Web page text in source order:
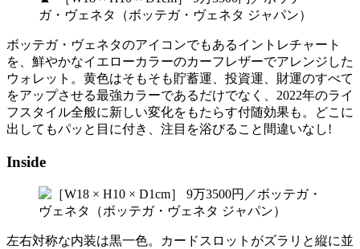
ガ・ヴェネタ（ボッテガ・ヴェネタ ジャパン）
ボッテガ・ヴェネタのアイコンでもあるイントレチャート
を、鮮やかなイエローカラーのカーフレザーでアレンジした
ウォレット。黄色はそもそも貯蓄運、投資運、財運のすべて
をアップさせる最強カラーであるだけでなく、2022年のライ
フスタイル全般に新しい変化をもたらす付随効果も。どこに
出してもパッと目に付き、注目を浴びること間違いなし!
Inside
左右対称な内装は黒一色。カードスロットがズラリと縦に並